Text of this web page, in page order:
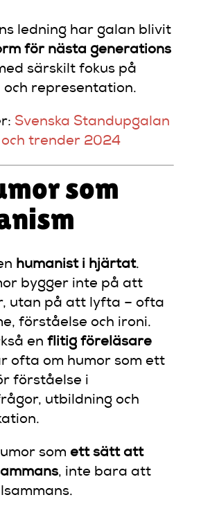
ledning har galan blivit
för nästa generations
särskilt fokus på
och representation.
Svenska Standupgalan
och trender 2024
som
humanist i hjärtat.
bygger inte på att
utan på att lyfta – ofta
förståelse och ironi.
enflitig föreläsare
ofta om humor som ett
förståelse i
utbildning och
somett sätt att
, inte bara att